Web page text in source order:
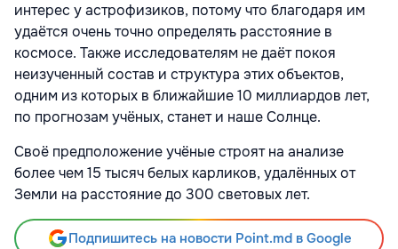
интерес у астрофизиков, потому что благодаря им
удаётся очень точно определять расстояние в
космосе. Также исследователям не даёт покоя
неизученный состав и структура этих объектов,
одним из которых в ближайшие 10 миллиардов лет,
по прогнозам учёных, станет и наше Солнце.
Своё предположение учёные строят на анализе
более чем 15 тысяч белых карликов, удалённых от
Земли на расстояние до 300 световых лет.
Подпишитесь на новости Point.md в Google